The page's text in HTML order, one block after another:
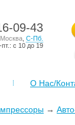
09-43
Москва С-Пб.
с 10 до 19
О Нас/
→